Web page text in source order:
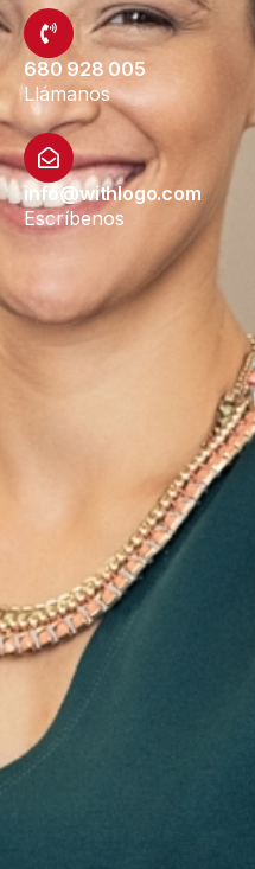
680 928 005
Llámanos
info@withlogo.com
Escríbenos